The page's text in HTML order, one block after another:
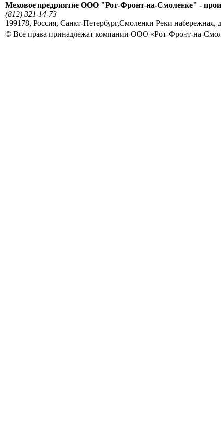
Меховое предриятие ООО "Рот-Фронт-на-Смоленке" -
(812) 321-14-73
199178, Россия, Санкт-Петербург,Смоленки Реки набережная,
© Все права принадлежат компании ООО «Рот-Фронт-на-